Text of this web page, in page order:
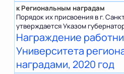
к Региональным наградам
Порядок их присвоения в г.
утверждается Указом
Награждение
Университета
наградами, 2020 год